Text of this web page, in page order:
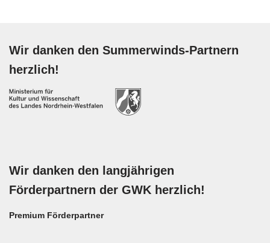
Wir danken den Summerwinds-Partnern
herzlich!
Wir danken den langjährigen
Förderpartnern der GWK herzlich!
Premium Förderpartner